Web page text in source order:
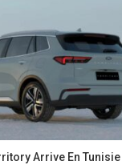
Arrive En Tunisie